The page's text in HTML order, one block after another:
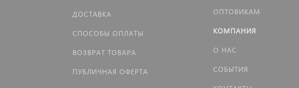
ДОСТАВКА
СПОСОБЫ ОПЛАТЫ
ВОЗВРАТ ТОВАРА
ПУБЛИЧНАЯ ОФЕРТА
ОПТОВИКАМ
КОМПАНИЯ
О НАС
СОБЫТИЯ